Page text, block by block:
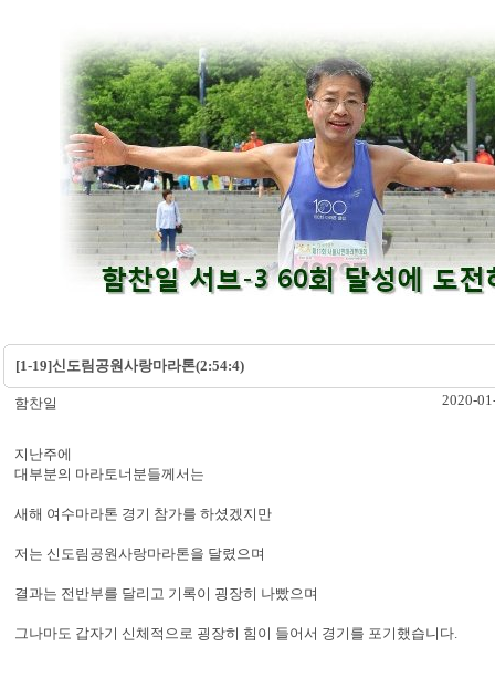
[1-19]신도림공원사랑마라톤(2:54:4)
함찬일 2020-
지난주에
대부분의 마라토너분들께서는
새해 여수마라톤 경기 참가를 하셨겠지만
저는 신도림공원사랑마라톤을 달렸으며
결과는 전반부를 달리고 기록이 굉장히 나빴으며
그나마도 갑자기 신체적으로 굉장히 힘이 들어서 경기를 포기했습니다.